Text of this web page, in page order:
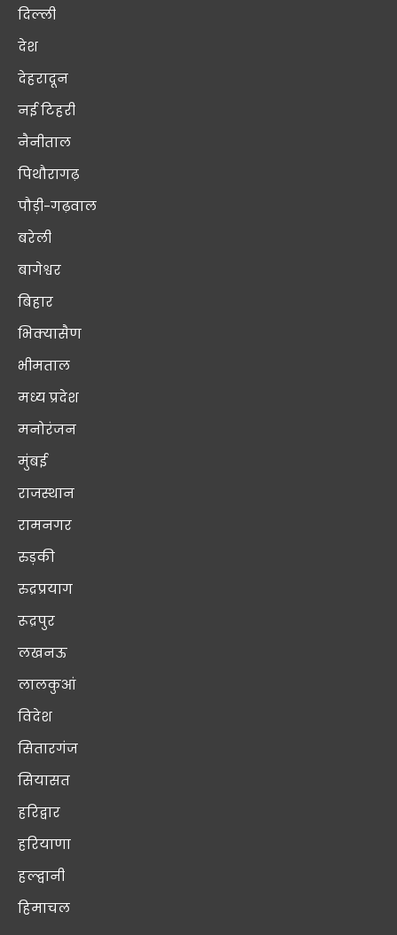
दिल्ली
देश
देहरादून
नई टिहरी
नैनीताल
पिथौरागढ़
पौड़ी-गढ़वाल
बरेली
बागेश्वर
बिहार
भिक्यासैण
भीमताल
मध्य प्रदेश
मनोरंजन
मुंबई
राजस्थान
रामनगर
रुड़की
रुद्रप्रयाग
रूद्रपुर
लखनऊ
लालकुआं
विदेश
सितारगंज
सियासत
हरिद्वार
हरियाणा
हल्द्वानी
हिमाचल